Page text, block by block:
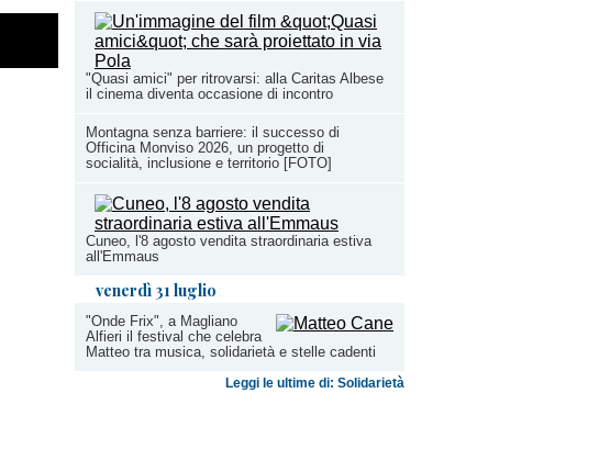
"Quasi amici" per ritrovarsi: alla Caritas Albese
il cinema diventa occasione di incontro
Montagna senza barriere: il successo di
Officina Monviso 2026, un progetto di
socialità, inclusione e territorio [FOTO]
Cuneo, l'8 agosto vendita straordinaria estiva
all'Emmaus
venerdì 31 luglio
"Onde Frix", a Magliano
Alfieri il festival che celebra
Matteo tra musica, solidarietà e stelle cadenti
Leggi le ultime di: Solidarietà